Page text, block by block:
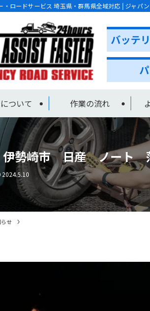
・ロードサービス 埼玉県・群馬県全域対応 | ジャパ
ついて 作業の流れ
勢崎市 日産 ノート
2024.5.10
せ